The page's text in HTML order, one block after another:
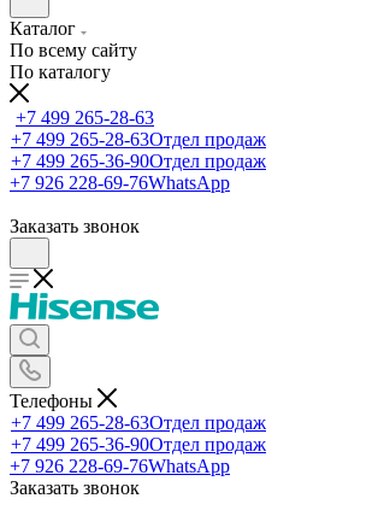
Каталог
По всему сайту
По каталогу
+7 499 265-28-63
+7 499 265-28-63Отдел продаж
+7 499 265-36-90Отдел продаж
+7 926 228-69-76WhatsApp
Заказать звонок
Телефоны
+7 499 265-28-63Отдел продаж
+7 499 265-36-90Отдел продаж
+7 926 228-69-76WhatsApp
Заказать звонок